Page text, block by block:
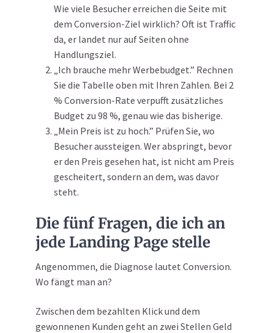
Wie viele Besucher erreichen die Seite mit
dem Conversion-Ziel wirklich? Oft ist Traffic
da, er landet nur auf Seiten ohne
Handlungsziel.
„Ich brauche mehr Werbebudget.” Rechnen
Sie die Tabelle oben mit Ihren Zahlen. Bei 2
% Conversion-Rate verpufft zusätzliches
Budget zu 98 %, genau wie das bisherige.
„Mein Preis ist zu hoch.” Prüfen Sie, wo
Besucher aussteigen. Wer abspringt, bevor
er den Preis gesehen hat, ist nicht am Preis
gescheitert, sondern an dem, was davor
steht.
Die fünf Fragen, die ich an
jede Landing Page stelle
Angenommen, die Diagnose lautet Conversion.
Wo fängt man an?
Zwischen dem bezahlten Klick und dem
gewonnenen Kunden geht an zwei Stellen Geld